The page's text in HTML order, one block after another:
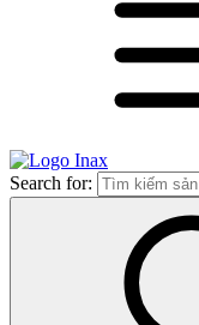
Search for: